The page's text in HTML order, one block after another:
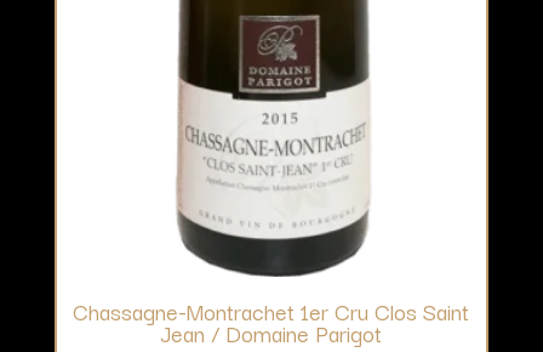
Chassagne-Montrachet 1er Cru Clos Saint
Jean / Domaine Parigot